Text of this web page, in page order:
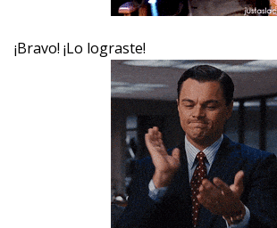
¡Bravo! ¡Lo lograste!